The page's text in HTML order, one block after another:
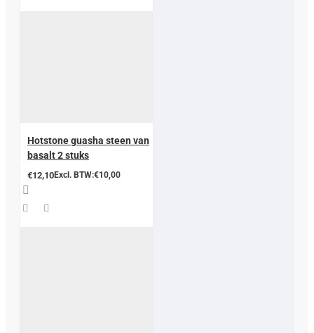
Hotstone guasha steen van
basalt 2 stuks
€12,10Excl. BTW:€10,00